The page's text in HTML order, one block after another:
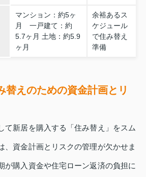
マンション：約5ヶ
月 一戸建て：約
5.7ヶ月 土地：約5.9
ヶ月
余裕あるス
ケジュール
で住み替え
準備
替えのための資金計画とリ
て新居を購入する「住み替え」をスム
、資金計画とリスクの管理が欠かせま
が購入資金や住宅ローン返済の負担に